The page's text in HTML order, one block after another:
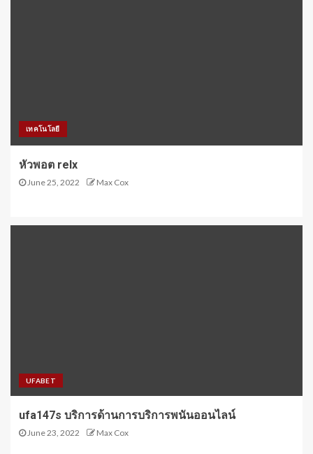
เทคโนโลยี
หัวพอต relx
June 25, 2022 Max Cox
UFABET
ufa147s บริการด้านการบริการพนันออนไลน์
June 23, 2022 Max Cox